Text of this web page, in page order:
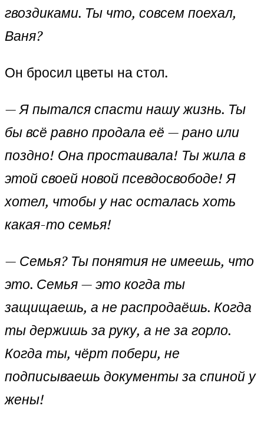
гвоздиками. Ты что, совсем поехал,
Ваня?
Он бросил цветы на стол.
—Я пытался спасти нашу жизнь. Ты
бы всё равно продала её — рано или
поздно! Она простаивала! Ты жила в
этой своей новой псевдосвободе! Я
хотел, чтобы у нас осталась хоть
какая-то семья!
— Семья? Ты понятия не имеешь, что
это. Семья — это когда ты
защищаешь, а не распродаёшь. Когда
ты держишь за руку, а не за горло.
Когда ты, чёрт побери, не
подписываешь документы за спиной у
жены!